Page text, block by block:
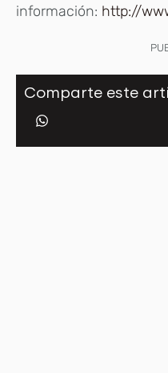
información: http://
Comparte este